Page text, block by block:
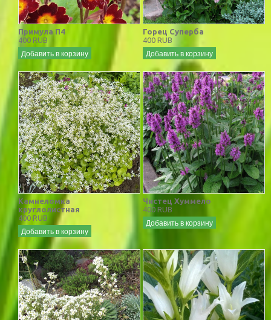
Примула П4
400 RUB
Добавить в корзину
Горец Суперба
400 RUB
Добавить в корзину
Камнеломка
круглолистная
400 RUB
Добавить в корзину
Чистец Хуммело
400 RUB
Добавить в корзину